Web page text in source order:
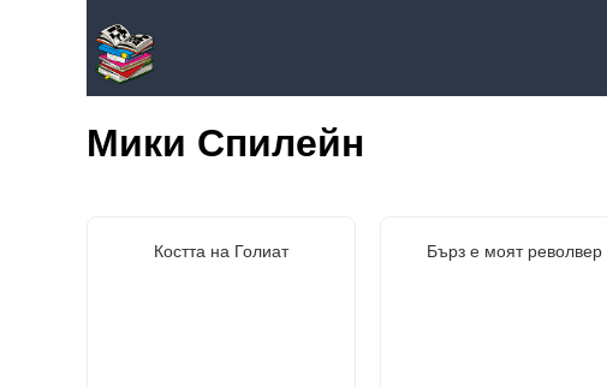
Мики Спилейн
Костта на Голиат Бърз е моят револвер